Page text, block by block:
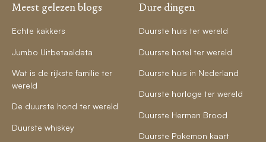
Meest gelezen blogs
Echte kakkers
Jumbo Uitbetaaldata
Wat is de rijkste familie ter
wereld
De duurste hond ter wereld
Duurste whiskey
Dure dingen
Duurste huis ter wereld
Duurste hotel ter wereld
Duurste huis in Nederland
Duurste horloge ter wereld
Duurste Herman Brood
Duurste Pokemon kaart